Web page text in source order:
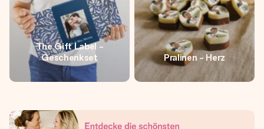
The Gift Label -
Geschenkset
Pralinen - Herz